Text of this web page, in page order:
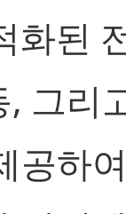
화된
그리
공하